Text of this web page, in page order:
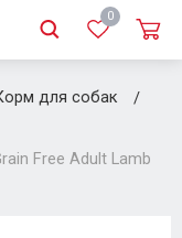
0
для собак
Free Adult Lamb